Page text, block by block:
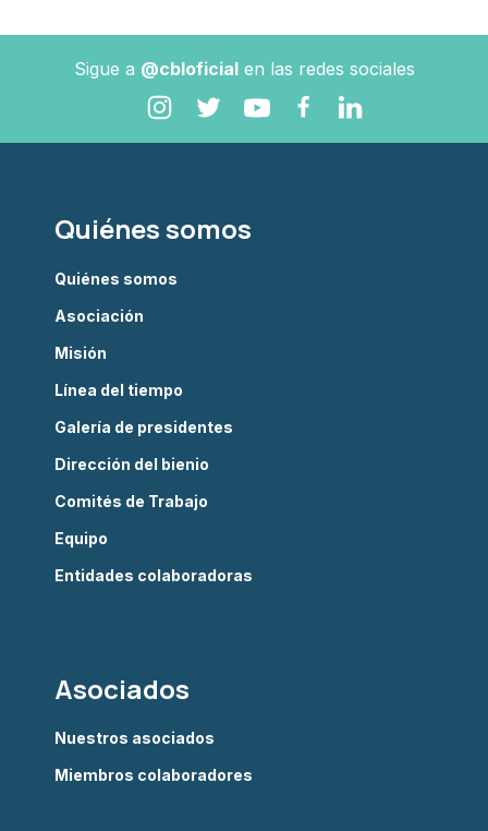
Sigue a @cbloficialen las redes sociales
Quiénes somos
Quiénes somos
Asociación
Misión
Línea del tiempo
Galería de presidentes
Dirección del bienio
Comités de Trabajo
Equipo
Entidades colaboradoras
Asociados
Nuestros asociados
Miembros colaboradores